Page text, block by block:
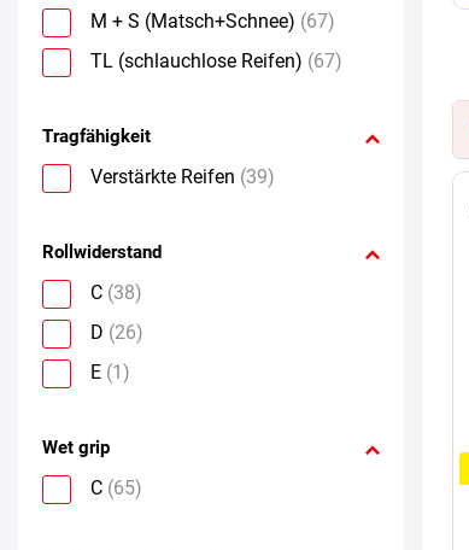
M + S (Matsch+Schnee) (67)
TL (schlauchlose Reifen) (67)
Tragfähigkeit
Verstärkte Reifen (39)
Rollwiderstand
C (38)
D (26)
E (1)
Wet grip
C (65)